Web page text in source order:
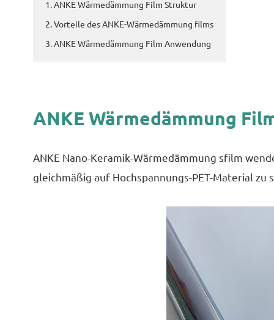
1. ANKE Wärmedämmung Film Struktur
2. Vorteile des ANKE-Wärmedämmung films
3. ANKE Wärmedämmung Film Anwendung
ANKE Wärmedämmung
ANKE Nano-Keramik-Wärmedämmung sfilm
gleichmäßig auf Hochspannungs-PET-Material zu